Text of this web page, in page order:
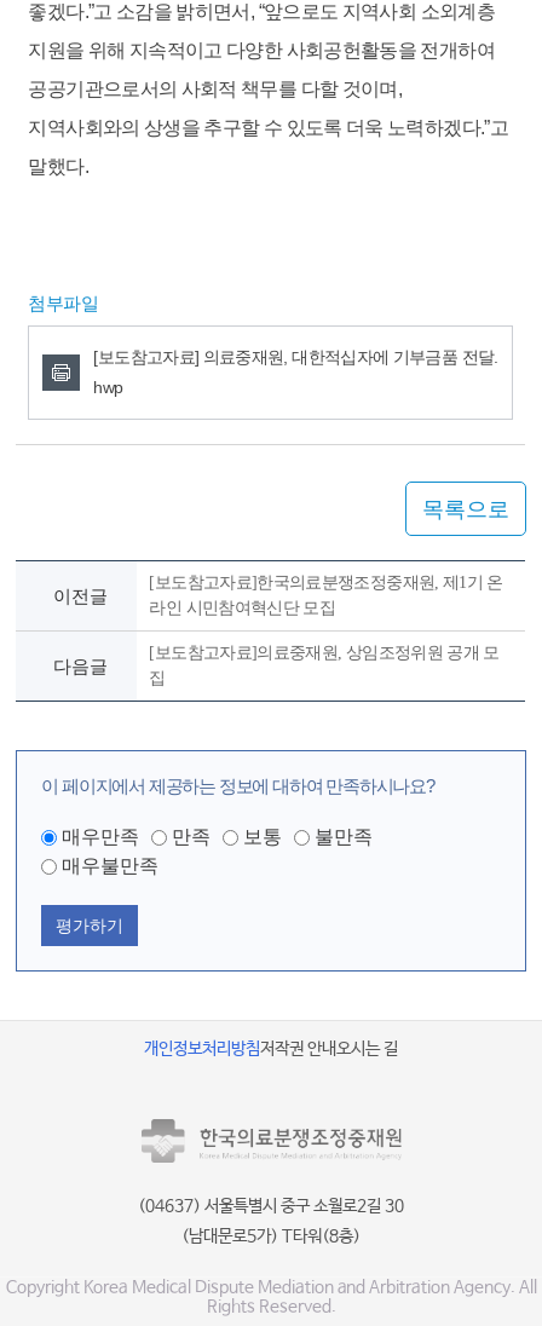
좋겠다.”고 소감을 밝히면서, “앞으로도 지역사회 소외계층
지원을 위해 지속적이고 다양한 사회공헌활동을 전개하여
공공기관으로서의 사회적 책무를 다할 것이며,
지역사회와의 상생을 추구할 수 있도록 더욱 노력하겠다.”고
말했다.
첨부파일
[보도참고자료] 의료중재원, 대한적십자에 기부금품 전달.
hwp
목록으로
이전글
[보도참고자료]한국의료분쟁조정중재원, 제1기 온
라인 시민참여혁신단 모집
다음글
[보도참고자료]의료중재원, 상임조정위원 공개 모
집
이 페이지에서 제공하는 정보에 대하여 만족하시나요?
매우만족 만족 보통
불만족
매우불만족
평가하기
개인정보처리방침저작권 안내오시는 길
(04637) 서울특별시 중구 소월로2길 30
(남대문로5가) T타워(8층)
Copyright Korea Medical Dispute Mediation and Arbitration Agency. All
Rights Reserved.